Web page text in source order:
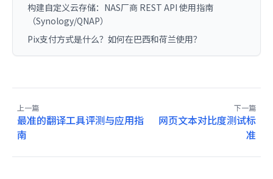
构建自定义云存储：NAS厂商 REST API 使用指南
（Synology/QNAP）
Pix支付方式是什么？如何在巴西和荷兰使用？
上一篇
最准的翻译工具评测与应用指
南
下一篇
网页文本对比度测试标
准